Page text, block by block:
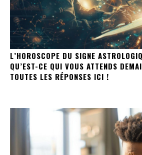
L’HOROSCOPE DU SIGNE
QU’EST-CE QUI VOUS ATTENDS
TOUTES LES RÉPONSES ICI !